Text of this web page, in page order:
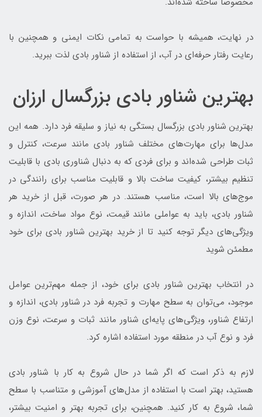
در نهایت، همیشه با حواست به تمامی نکات ایمنی و همچنین با
رعایت رفتار حرفه‌ای در آب، از استفاده از شناور بادی لذت ببرید.
بهترین شناور بادی بزرگسال ارزان
بهترین شناور بادی بزرگسال بستگی به نیاز و سلیقه فرد دارد. همه این
مدل‌ها برای مهارت‌های مختلف شناور بادی مانند سرعت، کنترل و
ثبات طراحی شده‌اند و برای فردی که به دنبال شناوری بادی با قابلیت
تنظیم بیشتر، کیفیت ساخت بالا و قابلیت مناسب برای رانندگی در
موج‌های بالا است، مناسب هستند. در هر صورت، قبل از خرید هر
شناور بادی، باید به عواملی مانند قیمت، نوع مواد ساخت، اندازه و
ویژگی‌های دیگر توجه کنید تا از خرید بهترین شناور بادی برای خود
مطمئن شوید
در انتخاب بهترین شناور بادی برای خود، از جمله مهم‌ترین عوامل
موجود، می‌توان به سطح مهارت و تجربه فرد در شناور بادی، اندازه و
ارتفاع شناور، ویژگی‌های پایه‌ای شناور مانند ثبات و سرعت، نوع وزن
فرد و نوع آب در منطقه مورد استفاده اشاره کرد.
لازم به ذکر است که اگر شما در حال شروع به کار با شناور بادی
هستید، بهتر است با استفاده از مدل‌های آموزشی و متناسب با سطح
شما، شروع به کار کنید. همچنین، برای تجربه بهتر و امنیت بیشتر،